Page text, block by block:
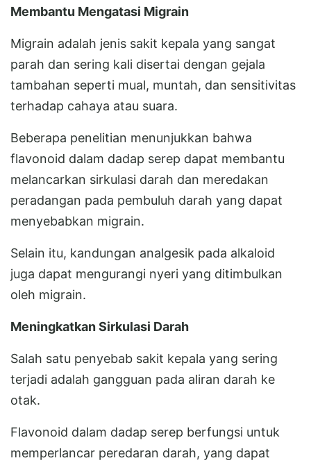
Membantu Mengatasi Migrain
Migrain adalah jenis sakit kepala yang sangat
parah dan sering kali disertai dengan gejala
tambahan seperti mual, muntah, dan sensitivitas
terhadap cahaya atau suara.
Beberapa penelitian menunjukkan bahwa
flavonoid dalam dadap serep dapat membantu
melancarkan sirkulasi darah dan meredakan
peradangan pada pembuluh darah yang dapat
menyebabkan migrain.
Selain itu, kandungan analgesik pada alkaloid
juga dapat mengurangi nyeri yang ditimbulkan
oleh migrain.
Meningkatkan Sirkulasi Darah
Salah satu penyebab sakit kepala yang sering
terjadi adalah gangguan pada aliran darah ke
otak.
Flavonoid dalam dadap serep berfungsi untuk
memperlancar peredaran darah, yang dapat